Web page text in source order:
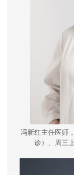
冯新红主任医师
诊） 、周三